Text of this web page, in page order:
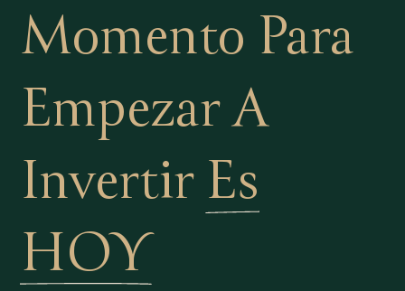
Momento Para
Empezar A
Invertir Es
HOY